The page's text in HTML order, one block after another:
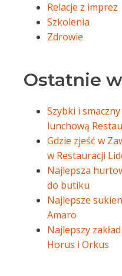
Relacje z imprez
Szkolenia
Zdrowie
Ostatnie
Szybki i
lunchową
Gdzie zjeść w
w Restauracji
Najlepsza
do butiku
Najlepsze
Amaro
Najlepszy
Horus i Orkus